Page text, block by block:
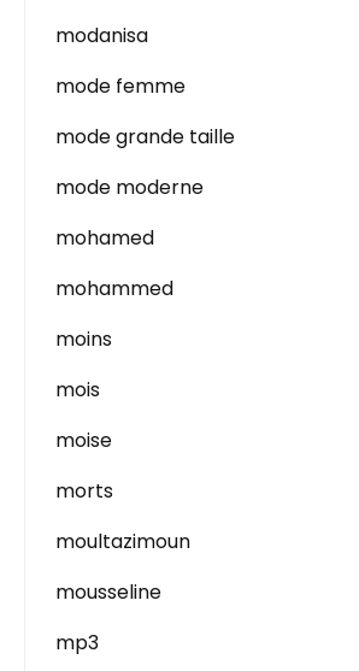
modanisa
mode femme
mode grande taille
mode moderne
mohamed
mohammed
moins
mois
moise
morts
moultazimoun
mousseline
mp3